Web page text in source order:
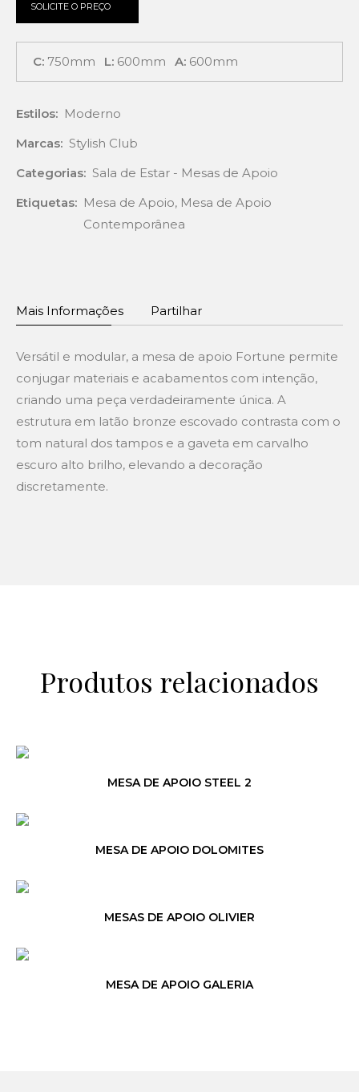
SOLICITE O PREÇO
C: 750mm L: 600mm A: 600mm
Estilos: Moderno
Marcas: Stylish Club
Categorias: Sala de Estar - Mesas de Apoio
Etiquetas: Mesa de Apoio, Mesa de Apoio
Contemporânea
Mais Informações Partilhar
Versátil e modular, a mesa de apoio Fortune permite
conjugar materiais e acabamentos com intenção,
criando uma peça verdadeiramente única. A
estrutura em latão bronze escovado contrasta com o
tom natural dos tampos e a gaveta em carvalho
escuro alto brilho, elevando a decoração
discretamente.
Produtos relacionados
MESA DE APOIO STEEL 2
MESA DE APOIO DOLOMITES
MESAS DE APOIO OLIVIER
MESA DE APOIO GALERIA